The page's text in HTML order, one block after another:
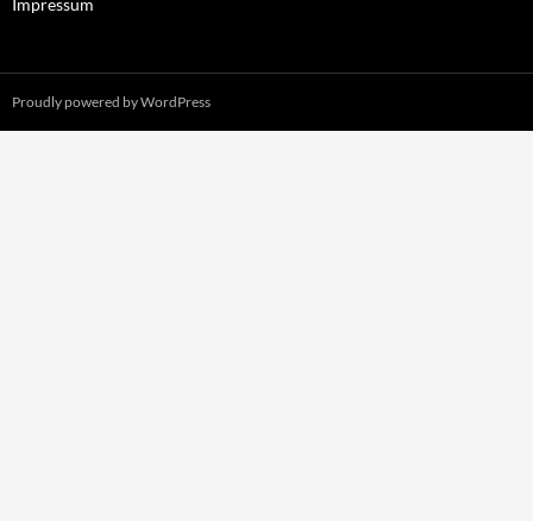
Impressum
Proudly powered by WordPress